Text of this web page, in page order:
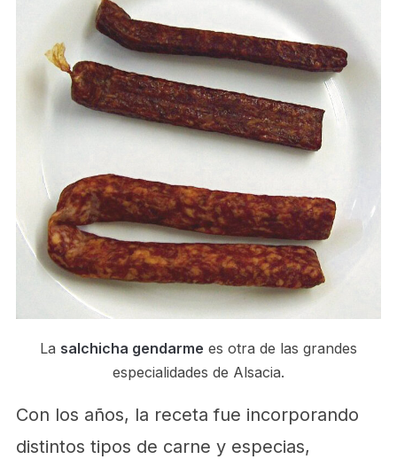
La salchicha gendarme es otra de las grandes
especialidades de Alsacia.
Con los años, la receta fue incorporando
distintos tipos de carne y especias,